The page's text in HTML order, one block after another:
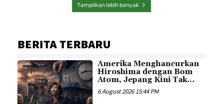
Tampilkan lebih banyak
BERITA TERBARU
Amerika Menghancurkan
Hiroshima dengan Bom
Atom, Jepang Kini Tak...
6 August 2026 15:44 PM